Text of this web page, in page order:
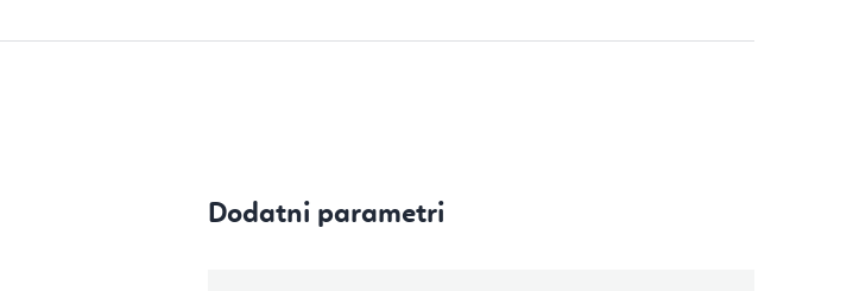
Dodatni parametri